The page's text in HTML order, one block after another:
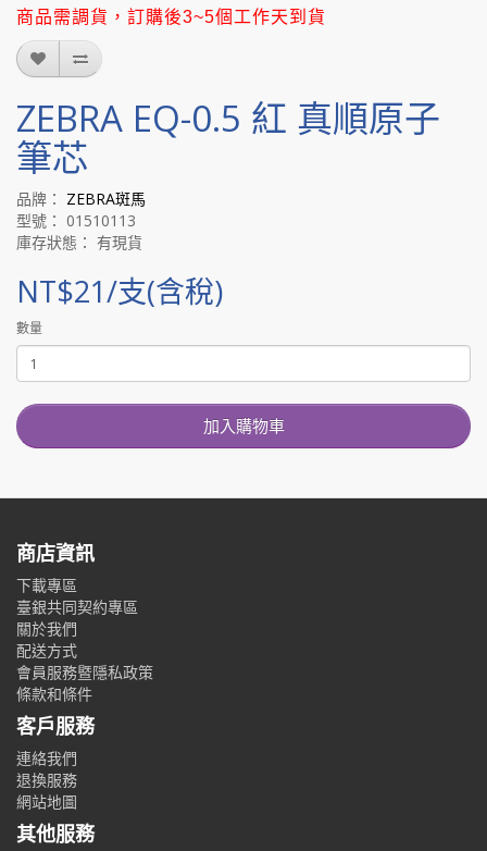
商品需調貨，訂購後3~5個工作天到貨
ZEBRA EQ-0.5 紅 真順原子
筆芯
品牌： ZEBRA斑馬
型號： 01510113
庫存狀態： 有現貨
NT$21/支(含稅)
數量
加入購物車
商店資訊
下載專區
臺銀共同契約專區
關於我們
配送方式
會員服務暨隱私政策
條款和條件
客戶服務
連絡我們
退換服務
網站地圖
其他服務